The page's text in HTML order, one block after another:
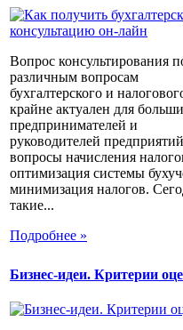
Вопрос консультирования
различным вопросам
бухгалтерского и
крайне актуален для
предпринимателей и
руководителей
вопросы начисления
оптимизация системы
минимизация налогов.
такие...
Подробнее »
Бизнес-идеи. Критерии